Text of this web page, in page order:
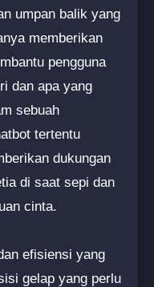
umpan balik yang
memberikan
pengguna
dan apa yang
sebuah
tertentu
dukungan
di saat sepi dan
cinta.
efisiensi yang
gelap yang perlu